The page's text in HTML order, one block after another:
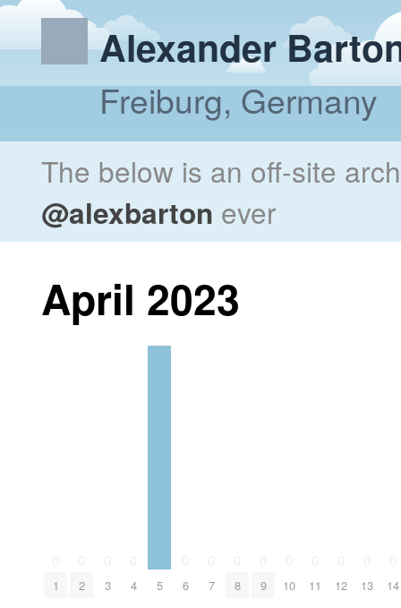
Alexander
Freiburg, Germany
The below is an off-site
@alexbarton ever
April 2023
1 2 3 4 5 6 7 8 9 10 11 12 13 14